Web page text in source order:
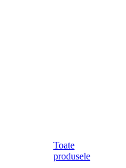
Toate
produsele